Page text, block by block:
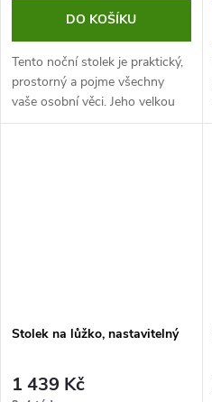
DO KOŠÍKU
Tento noční stolek je praktický,
prostorný a pojme všechny
vaše osobní věci. Jeho velkou
výhodou je výsuvná jídelní
Stolek na lůžko, nastavitelný
1 439 Kč